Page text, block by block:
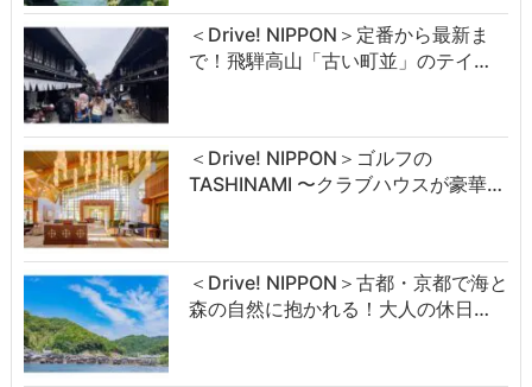
＜Drive! NIPPON＞定番から最新ま
で！飛騨高山「古い町並」のテイ…
＜Drive! NIPPON＞ゴルフの
TASHINAMI 〜クラブハウスが豪華…
＜Drive! NIPPON＞古都・京都で海と
森の自然に抱かれる！大人の休日…